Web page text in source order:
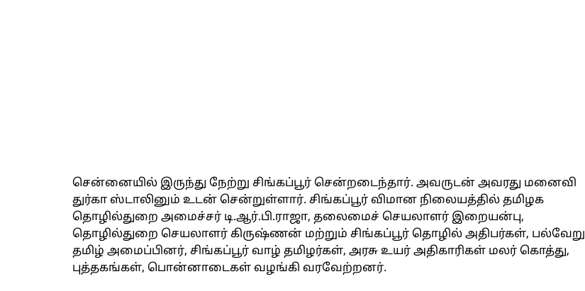
சென்னையில் இருந்து நேற்று சிங்கப்பூர் சென்றடைந்தார். அவருடன் அவரது மனைவி
துர்கா ஸ்டாலினும் உடன் சென்றுள்ளார். சிங்கப்பூர் விமான நிலையத்தில் தமிழக
தொழில்துறை அமைச்சர் டி.ஆர்.பி.ராஜா, தலைமைச் செயலாளர் இறையன்பு,
தொழில்துறை செயலாளர் கிருஷ்ணன் மற்றும் சிங்கப்பூர் தொழில் அதிபர்கள், பல்வேறு
தமிழ் அமைப்பினர், சிங்கப்பூர் வாழ் தமிழர்கள், அரசு உயர் அதிகாரிகள் மலர் கொத்து,
புத்தகங்கள், பொன்னாடைகள் வழங்கி வரவேற்றனர்.